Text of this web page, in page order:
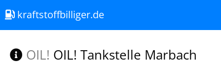
kraftstoffbilliger.de
OIL! OIL! Tankstelle Marbach